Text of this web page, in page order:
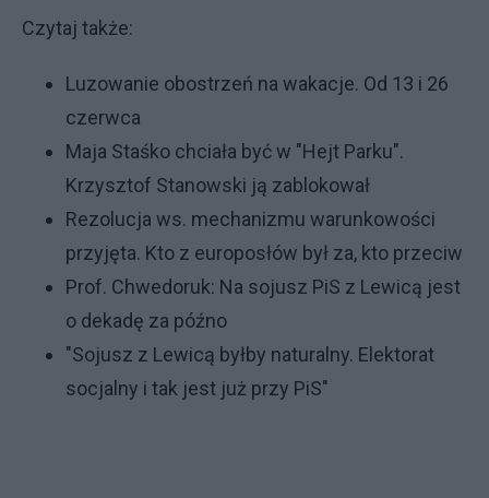
Czytaj także:
Luzowanie obostrzeń na wakacje. Od 13 i 26
czerwca
Maja Staśko chciała być w "Hejt Parku".
Krzysztof Stanowski ją zablokował
Rezolucja ws. mechanizmu warunkowości
przyjęta. Kto z europosłów był za, kto przeciw
Prof. Chwedoruk: Na sojusz PiS z Lewicą jest
o dekadę za późno
"Sojusz z Lewicą byłby naturalny. Elektorat
socjalny i tak jest już przy PiS"